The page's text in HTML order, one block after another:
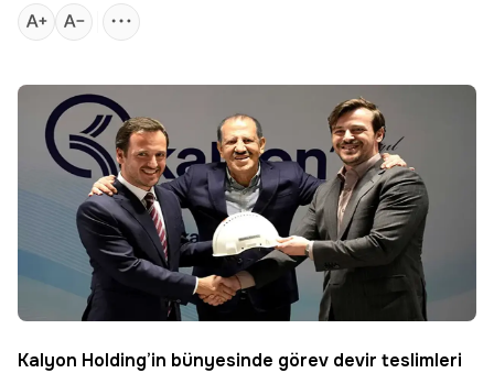
Kalyon Holding’in bünyesinde görev devir teslimleri